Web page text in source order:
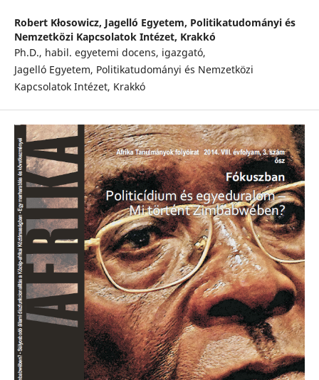
Robert Kłosowicz, Jagelló Egyetem, Politikatudományi és
Nemzetközi Kapcsolatok Intézet, Krakkó
Ph.D., habil. egyetemi docens, igazgató,
Jagelló Egyetem, Politikatudományi és Nemzetközi
Kapcsolatok Intézet, Krakkó